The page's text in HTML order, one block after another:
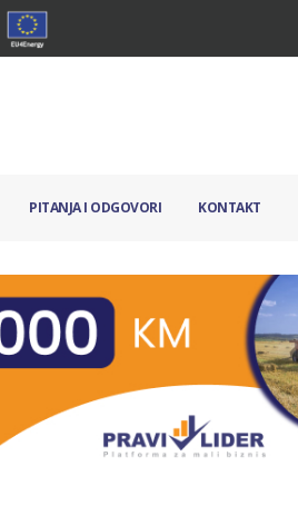
PITANJA I ODGOVORI KONTAKT